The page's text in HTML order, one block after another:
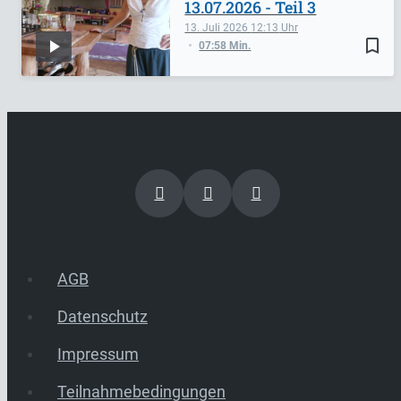
bookmark_border
13. Juli 2026 12:13
07:58 Min.
13.07.2026 - Teil 3
AGB
Datenschutz
Impressum
Teilnahmebedingungen